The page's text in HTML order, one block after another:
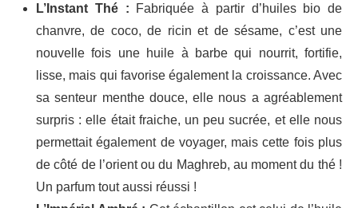
L’Instant Thé : Fabriquée à partir d’huiles bio de
chanvre, de coco, de ricin et de sésame, c’est une
nouvelle fois une huile à barbe qui nourrit, fortifie,
lisse, mais qui favorise également la croissance. Avec
sa senteur menthe douce, elle nous a agréablement
surpris : elle était fraiche, un peu sucrée, et elle nous
permettait également de voyager, mais cette fois plus
de côté de l’orient ou du Maghreb, au moment du thé !
Un parfum tout aussi réussi !